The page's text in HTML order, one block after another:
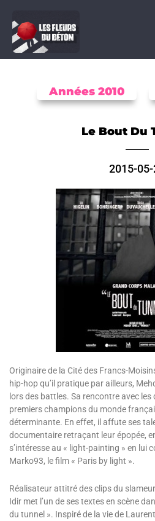
Années 2010
Le Bout Du
2015-
Originaire de la Cité des Francs-
hip-hop qu’il pratique par ailleurs,
lors des battles. Sa rencontre avec
premiers champions du monde
déterminante. En effet, il affute ses
documentaire retraçant leur épopée,
s’intéresse au « light-painting » en lui
Marko93, le film « Paris by light ».
Réalisateur attitré des clips du
Idir met l’un de ses textes en scène
du tunnel ». Inspiré de la vie de